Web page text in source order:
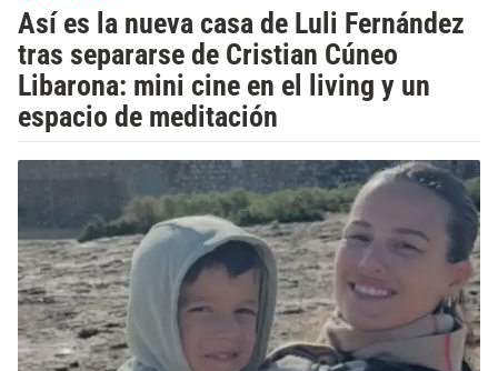
Así es la nueva casa de Luli Fernández
tras separarse de Cristian Cúneo
Libarona: mini cine en el living y un
espacio de meditación